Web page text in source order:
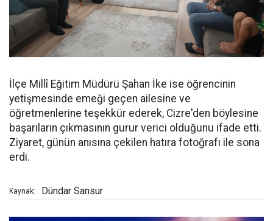
İlçe Millî Eğitim Müdürü Şahan İke ise öğrencinin
yetişmesinde emeği geçen ailesine ve
öğretmenlerine teşekkür ederek, Cizre'den böylesine
başarıların çıkmasının gurur verici olduğunu ifade etti.
Ziyaret, günün anısına çekilen hatıra fotoğrafı ile sona
erdi.
Kaynak: Dündar Sansur